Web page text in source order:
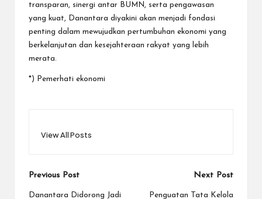
transparan, sinergi antar BUMN, serta pengawasan
yang kuat, Danantara diyakini akan menjadi fondasi
penting dalam mewujudkan pertumbuhan ekonomi yang
berkelanjutan dan kesejahteraan rakyat yang lebih
merata.
*) Pemerhati ekonomi
View All Posts
Post
Previous Post
Danantara Didorong Jadi
Next Post
Penguatan Tata Kelola